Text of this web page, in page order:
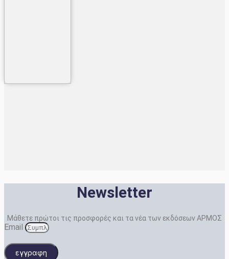
Newsletter
Μάθετε πρώτοι τις προσφορές και τα νέα των εκδόσεων ΑΡΜΟΣ
Email
εγγραφη